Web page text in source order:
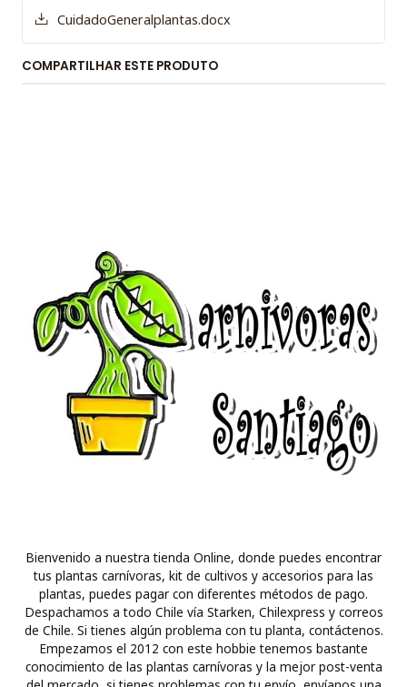
CuidadoGeneralplantas.docx
COMPARTILHAR ESTE PRODUTO
Bienvenido a nuestra tienda Online, donde puedes encontrar
tus plantas carnívoras, kit de cultivos y accesorios para las
plantas, puedes pagar con diferentes métodos de pago.
Despachamos a todo Chile vía Starken, Chilexpress y correos
de Chile. Si tienes algún problema con tu planta, contáctenos.
Empezamos el 2012 con este hobbie tenemos bastante
conocimiento de las plantas carnívoras y la mejor post-venta